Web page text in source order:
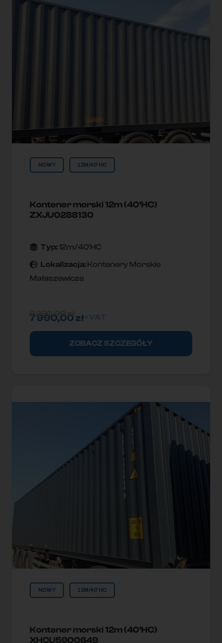
NOWY 12M/40'HC
Kontener morski 12m (40’HC)
ZXJU0288130
Typ:12m/40'HC
Lokallzacja: Kontenery Morskie
Małaszewicze
7 990,00zł
8 290,00 zł
ZOBACZ SZCZEGÓŁY
NOWY 12M/40'HC
Kontener morski 12m (40’HC)
XHCU5900649